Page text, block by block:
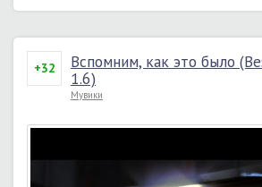
+32
Вспомним, как это было
1.6)
Мувики